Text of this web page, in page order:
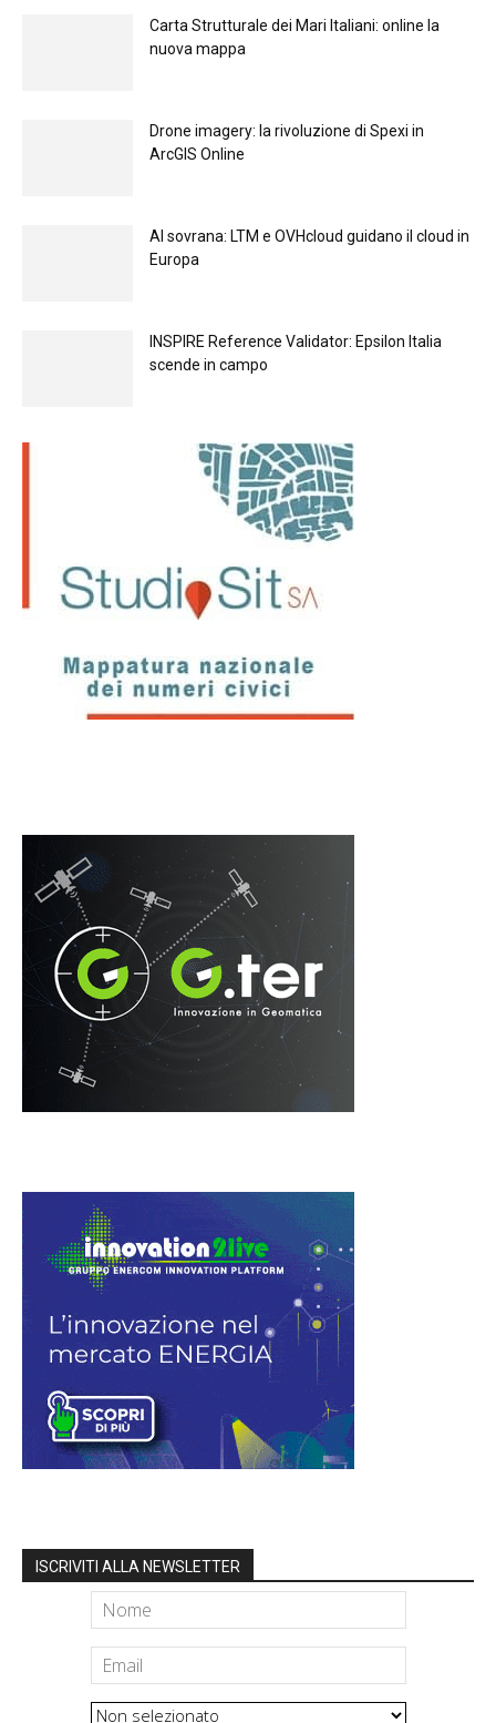
Carta Strutturale dei Mari Italiani: online la
nuova mappa
Drone imagery: la rivoluzione di Spexi in
ArcGIS Online
Al sovrana: LTM е OVHcloud guidano il cloud in
Europа
INSPIRE Reference Validator: Epsilon Italia
scende in campo
ISCRIVITI ALLA NEWSLETTER